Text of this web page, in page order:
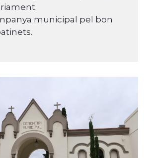
municipal pel bon